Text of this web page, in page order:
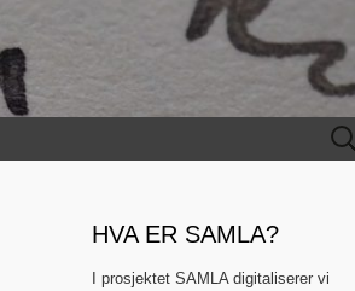
Leit
etter:
HVA ER SAMLA?
I prosjektet SAMLA digitaliserer vi